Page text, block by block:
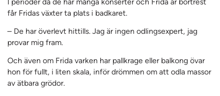
får Fridas växter ta plats i badkaret.
– De har överlevt hittills. Jag är ingen odlingsexpert, jag
provar mig fram.
Och även om Frida varken har pallkrage eller balkong övar
hon för fullt, i liten skala, inför drömmen om att odla massor
av ätbara grödor.